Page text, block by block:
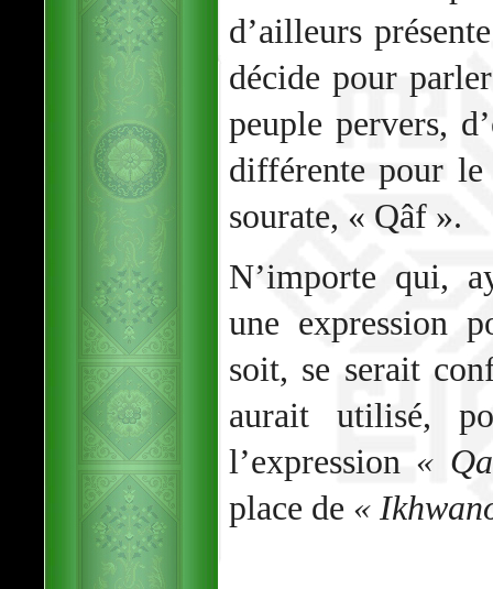
d’ailleurs
décide pour
peuple pervers,
différente pour le
sourate, « Qâf ».
N’importe qui,
une expression
soit, se serait
aurait utilisé,
l’expression «
place de «